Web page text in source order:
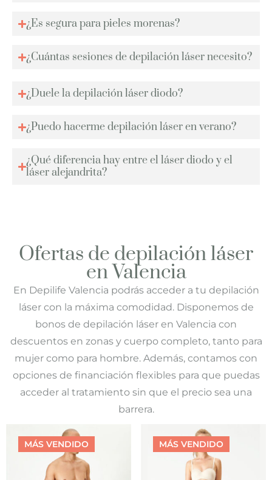
¿Es segura para pieles morenas?
¿Cuántas sesiones de depilación láser necesito?
¿Duele la depilación láser diodo?
¿Puedo hacerme depilación láser en verano?
¿Qué diferencia hay entre el láser diodo y el
láser alejandrita?
Ofertas de depilación láser
en Valencia
En Depilife Valencia podrás acceder a tu depilación
láser con la máxima comodidad. Disponemos de
bonos de depilación láser en Valencia con
descuentos en zonas y cuerpo completo, tanto para
mujer como para hombre. Además, contamos con
opciones de financiación flexibles para que puedas
acceder al tratamiento sin que el precio sea una
barrera.
MÁS VENDIDO MÁS VENDIDO